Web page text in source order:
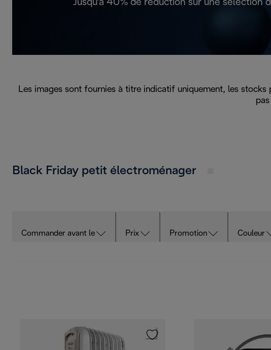
Jusqu'à 40% de réduction sur une sélection
Les images sont fournies à titre indicatif uniquement, les
Black Friday petit électroménager
Commander avant le Prix Promotion Couleur